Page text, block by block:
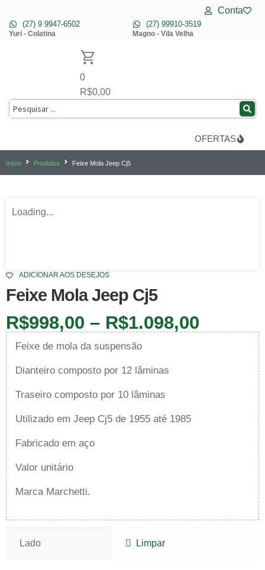
(27) 9 9947-6502
Yuri - Colatina
(27) 99910-3519
Magno - Vila Velha
Conta
0
R$0,00
OFERTAS
Início Produtos Feixe Mola Jeep Cj5
Loading...
ADICIONAR AOS DESEJOS
Feixe Mola Jeep Cj5
R$998,00 – R$1.098,00
Feixe de mola da suspensão
Dianteiro composto por 12 lâminas
Traseiro composto por 10 lâminas
Utilizado em Jeep Cj5 de 1955 até 1985
Fabricado em aço
Valor unitário
Marca Marchetti.
Lado Limpar